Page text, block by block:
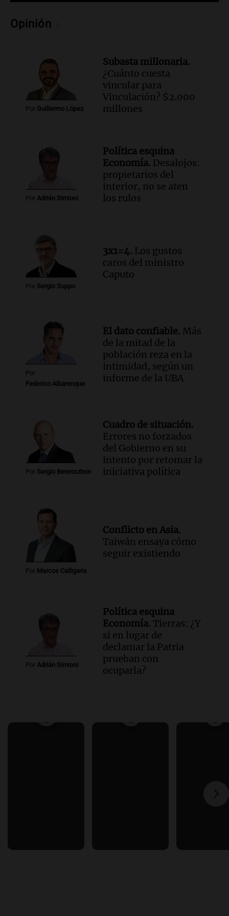
Audio.
Panorama Federal
Episodios
Opinión
Por Guillermo López
Subasta millonaria.
¿Cuánto cuesta
vincular para
Vinculación? $2.000
millones
Por Adrián Simioni
Política esquina
Economía. Desalojos:
propietarios del
interior, no se aten
los rulos
Por Sergio Suppo
3x1=4. Los gustos
caros del ministro
Caputo
Por
Federico Albarenque
El dato confiable. Más
de la mitad de la
población reza en la
intimidad, según un
informe de la UBA
Por Sergio Berensztein
Cuadro de situación.
Errores no forzados
del Gobierno en su
intento por retomar la
iniciativa política
Por Marcos Calligaris
Conflicto en Asia.
Taiwán ensaya cómo
seguir existiendo
Por Adrián Simioni
Política esquina
Economía. Tierras: ¿Y
si en lugar de
declamar la Patria
prueban con
ocuparla?